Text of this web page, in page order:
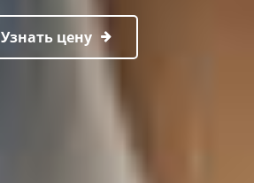
Узнать цену